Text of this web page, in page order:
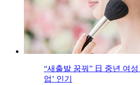
“새출발 꿈꿔” 日 중년 여
업’ 인기